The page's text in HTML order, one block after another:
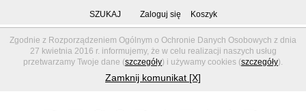
Zgodnie z Rozporządzeniem Ogólnym o Ochronie Danych Osobowych z dnia
27 kwietnia 2016 r. informujemy, że w celu realizacji naszych usług
przetwarzamy Twoje dane (szczegóły) i używamy cookies (szczegóły).
Zamknij komunikat [X]
SZUKAJ Zaloguj się Koszyk